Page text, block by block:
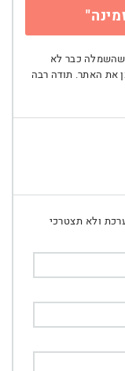
שהשמלה כבר לא
את האתר. תודה רבה
ולא תצטרכי